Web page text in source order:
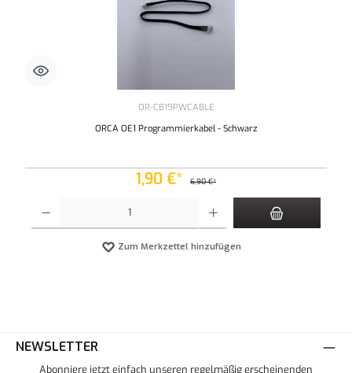
OR-CB19PWCABLE
ORCA OE1 Programmierkabel - Schwarz
1,90 €* 6,90 €*
Zum Merkzettel hinzufügen
NEWSLETTER
Abonniere jetzt einfach unseren regelmäßig erscheinenden